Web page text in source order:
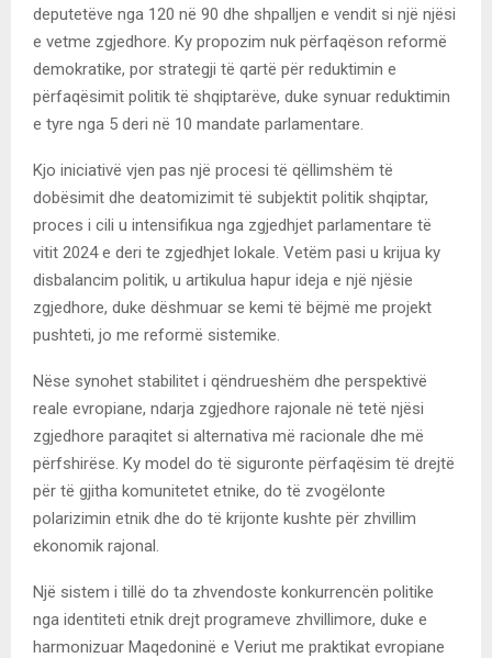
deputetëve nga 120 në 90 dhe shpalljen e vendit si një njësi
e vetme zgjedhore. Ky propozim nuk përfaqëson reformë
demokratike, por strategji të qartë për reduktimin e
përfaqësimit politik të shqiptarëve, duke synuar reduktimin
e tyre nga 5 deri në 10 mandate parlamentare.
Kjo iniciativë vjen pas një procesi të qëllimshëm të
dobësimit dhe deatomizimit të subjektit politik shqiptar,
proces i cili u intensifikua nga zgjedhjet parlamentare të
vitit 2024 e deri te zgjedhjet lokale. Vetëm pasi u krijua ky
disbalancim politik, u artikulua hapur ideja e një njësie
zgjedhore, duke dëshmuar se kemi të bëjmë me projekt
pushteti, jo me reformë sistemike.
Nëse synohet stabilitet i qëndrueshëm dhe perspektivë
reale evropiane, ndarja zgjedhore rajonale në tetë njësi
zgjedhore paraqitet si alternativa më racionale dhe më
përfshirëse. Ky model do të siguronte përfaqësim të drejtë
për të gjitha komunitetet etnike, do të zvogëlonte
polarizimin etnik dhe do të krijonte kushte për zhvillim
ekonomik rajonal.
Një sistem i tillë do ta zhvendoste konkurrencën politike
nga identiteti etnik drejt programeve zhvillimore, duke e
harmonizuar Maqedoninë e Veriut me praktikat evropiane